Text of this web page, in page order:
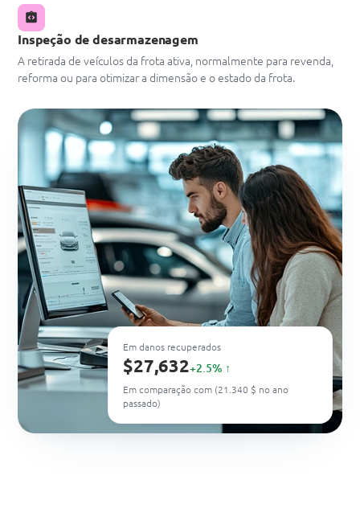
Inspeção de desarmazenagem
A retirada de veículos da frota ativa, normalmente para revenda,
reforma ou para otimizar a dimensão e o estado da frota.
Em danos recuperados
$27,632+2.5% ↑
Em comparação com (21.340 $ no ano
passado)